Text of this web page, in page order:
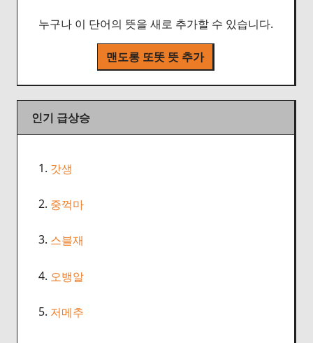
누구나 이 단어의 뜻을 새로 추가할 수 있습니다.
맨도롱 또똣 뜻 추가
인기 급상승
1. 갓생
2. 중꺽마
3. 스블재
4. 오뱅알
5. 저메추